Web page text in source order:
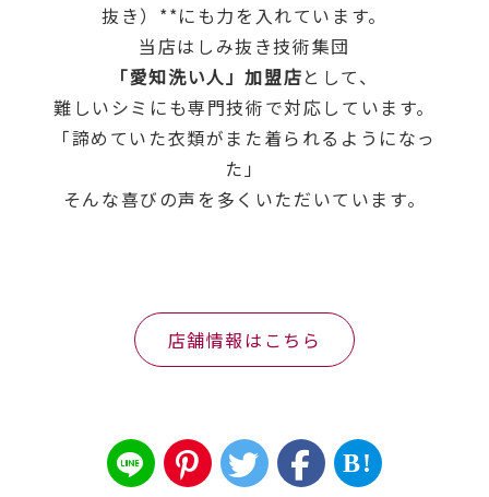
抜き）**にも力を入れています。
当店はしみ抜き技術集団
「愛知洗い人」加盟店として、
難しいシミにも専門技術で対応しています。
「諦めていた衣類がまた着られるようになっ
た」
そんな喜びの声を多くいただいています。
店舗情報はこちら
B!